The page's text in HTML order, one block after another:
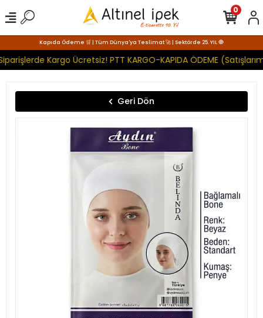
Kapıda Ödeme 🛒 | Tüm Dünya'ya Teslimat 🚀 | Sektörde 25. YIL 🧿
Kargo Ücretsiz! PTT KARGO-KAPIDA ÖDEME
0
Geri Dön